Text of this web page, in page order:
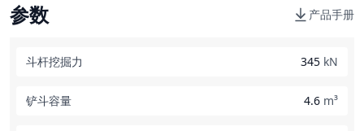
参数 产品手册
斗杆挖掘力 345 kN
铲斗容量 4.6 m³